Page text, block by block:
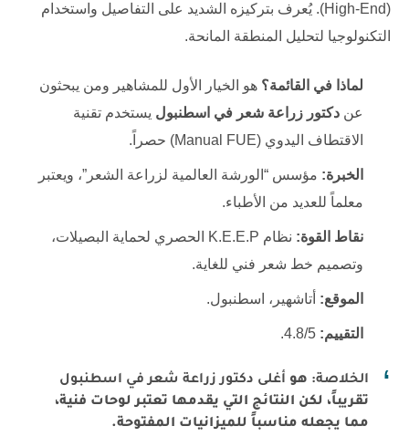
(High-End). يُعرف بتركيزه الشديد على التفاصيل واستخدام
التكنولوجيا لتحليل المنطقة المانحة.
لماذا في القائمة؟ هو الخيار الأول للمشاهير ومن يبحثون
عن دكتور زراعة شعر في اسطنبول يستخدم تقنية
الاقتطاف اليدوي (Manual FUE) حصراً.
الخبرة: مؤسس “الورشة العالمية لزراعة الشعر”، ويعتبر
معلماً للعديد من الأطباء.
نقاط القوة:
نظام K.E.E.P الحصري لحماية البصيلات،
وتصميم خط شعر فني للغاية.
الموقع: أتاشهير، اسطنبول.
التقييم:
الخلاصة: هو أغلى دكتور زراعة شعر في اسطنبول
تقريباً، لكن النتائج التي يقدمها تعتبر لوحات فنية،
مما يجعله مناسباً للميزانيات المفتوحة.